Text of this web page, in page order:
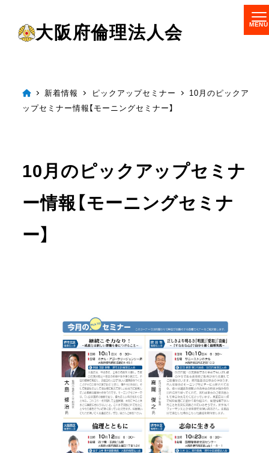
大阪府倫理法人会
新着情報 ピックアップセミナー
10月のピックア
ップセミナー情報【モーニングセミナー】
10月のピックアップセミナ
ー情報【モーニングセミナ
ー】